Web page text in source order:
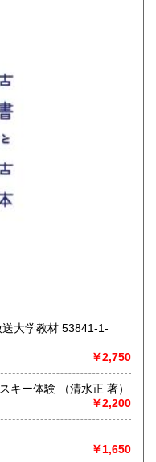
分県
島県
歓迎 】
大学教材 53841-1-
￥2,750
停止した分裂者の覚書 : ドストエフスキー体験 （清水正 著）
￥2,200
￥1,650